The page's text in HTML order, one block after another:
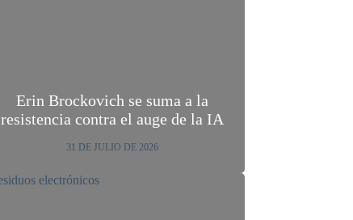
Erin Brockovich se suma a la
resistencia contra el auge de la IA
31 DE JULIO DE 2026